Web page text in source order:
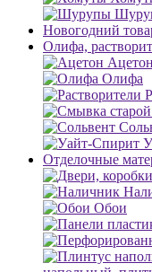
Новогодний
Олифа,
Ацетон
Олифа
Отделочные
Обои